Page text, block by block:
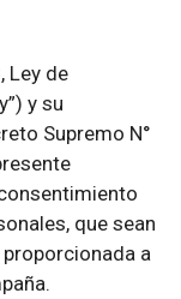
Ley de
y su
Supremo N°
que sean
a